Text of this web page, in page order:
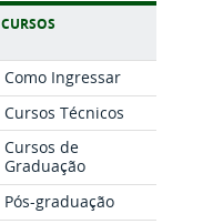
CURSOS
Como Ingressar
Cursos Técnicos
Cursos de
Graduação
Pós-graduação